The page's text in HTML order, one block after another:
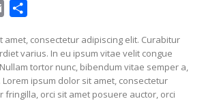
Email
amet, consectetur adipiscing elit. Curabitur
varius. In eu ipsum vitae velit congue
tortor nunc, bibendum vitae semper a,
ipsum dolor sit amet, consectetur
fringilla, orci sit amet posuere auctor, orci